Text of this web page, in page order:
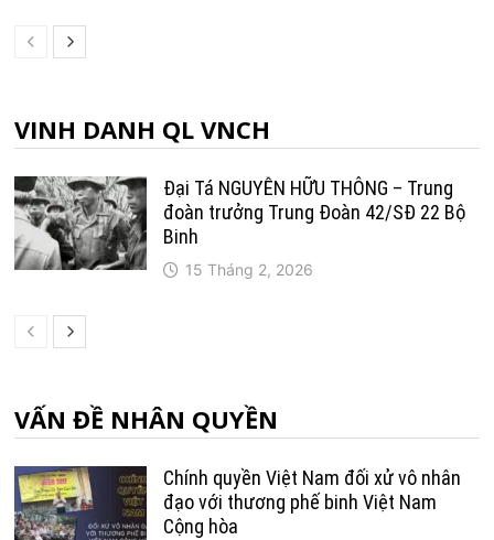
VINH DANH QL VNCH
Đại Tá NGUYỄN HỮU THÔNG – Trung
đoàn trưởng Trung Ðoàn 42/SÐ 22 Bộ
Binh
15 Tháng 2, 2026
VẤN ĐỀ NHÂN QUYỀN
Chính quyền Việt Nam đối xử vô nhân
đạo với thương phế binh Việt Nam
Cộng hòa